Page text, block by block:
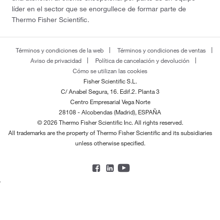
líder en el sector que se enorgullece de formar parte de
Thermo Fisher Scientific.
Términos y condiciones de la web
Términos y condiciones de ventas
Aviso de privacidad
Política de cancelación y devolución
Cómo se utilizan las cookies
Fisher Scientific S.L.
C/ Anabel Segura, 16. Edif.2. Planta 3
Centro Empresarial Vega Norte
28108 - Alcobendas (Madrid), ESPAÑA
© 2026 Thermo Fisher Scientific Inc. All rights reserved.
All trademarks are the property of Thermo Fisher Scientific and its subsidiaries
unless otherwise specified.